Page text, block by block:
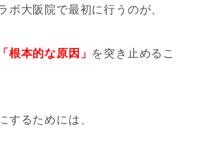
ボ大阪院で最初に行うのが、
「根本的な原因」 を突き止めるこ
するためには、